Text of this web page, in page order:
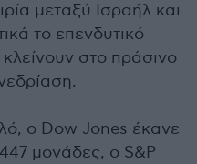
μεταξύ Ισραήλ και
το επενδυτικό
στο πράσινο
ο Dow Jones έκανε
μονάδες, ο S&P